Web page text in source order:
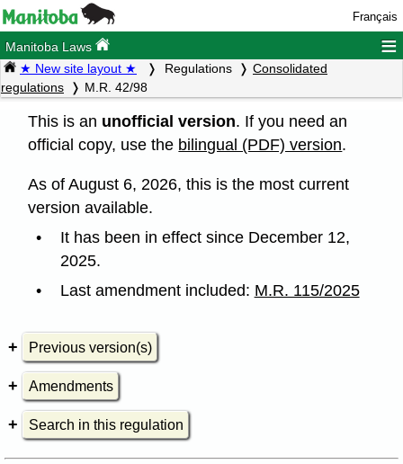
Français
Manitoba Laws ≡
★ New site layout ★ Regulations
Consolidated
regulations
M.R. 42/98
This is an unofficial version. If you need an
official copy, use the bilingual (PDF) version.
As of August 6, 2026, this is the most current
version available.
It has been in effect since December 12,
2025.
Last amendment included: M.R. 115/2025
Previous version(s)
Amendments
Search in this regulation